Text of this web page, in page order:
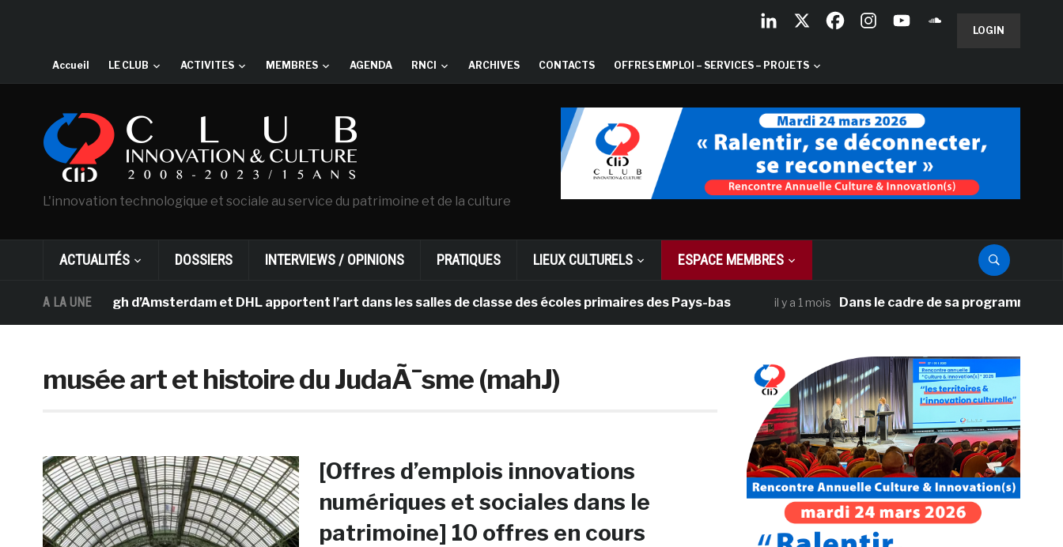
LOGIN
Accueil LE CLUB ACTIVITES MEMBRES AGENDA RNCI ARCHIVES CONTACTS OFFRES EMPLOI – SERVICES – PROJETS
L'innovation technologique et sociale au service du patrimoine et de la culture
ACTUALITÉS DOSSIERS INTERVIEWS / OPINIONS PRATIQUES LIEUX CULTURELS ESPACE MEMBRES
A LA UNE
Van Gogh d’Amsterdam et DHL apportent l’art dans les salles de classe des écoles primaires des Pays-bas il y a 1 mois Dans le cadre de sa programmation
musée art et histoire du JudaÃ¯sme (mahJ)
[Offres d’emplois innovations
numériques et sociales dans le
patrimoine] 10 offres en cours